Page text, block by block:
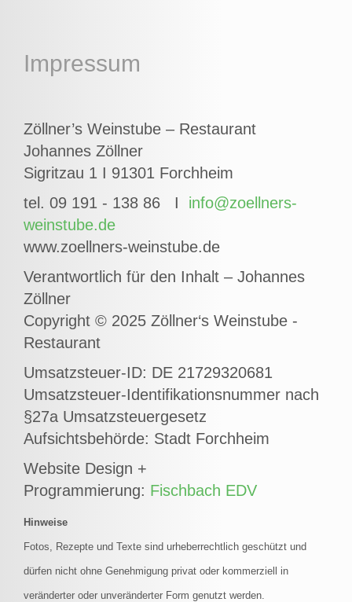
Impressum
Zöllner’s Weinstube – Restaurant
Johannes Zöllner
Sigritzau 1 I 91301 Forchheim
tel. 09 191 - 138 86 I info@zoellners-
weinstube.de
www.zoellners-weinstube.de
Verantwortlich für den Inhalt – Johannes
Zöllner
Copyright © 2025 Zöllner‘s Weinstube -
Restaurant
Umsatzsteuer-ID: DE 21729320681
Umsatzsteuer-Identifikationsnummer nach
§27a Umsatzsteuergesetz
Aufsichtsbehörde: Stadt Forchheim
Website Design +
Programmierung: Fischbach EDV
Hinweise
Fotos, Rezepte und Texte sind urheberrechtlich geschützt und
dürfen nicht ohne Genehmigung privat oder kommerziell in
veränderter oder unveränderter Form genutzt werden.